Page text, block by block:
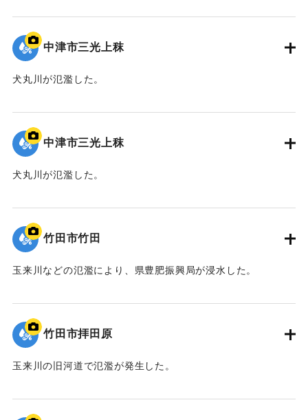
｜固有コード:09922057
中津市三光上秣
犬丸川が氾濫した。
｜固有コード:09922056
中津市三光上秣
犬丸川が氾濫した。
｜固有コード:09922055
竹田市竹田
玉来川などの氾濫により、県豊肥振興局が浸水した。
｜固有コード:09922054
竹田市拝田原
玉来川の旧河道で氾濫が発生した。
｜固有コード:09922053